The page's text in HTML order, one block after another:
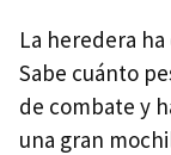
La heredera
Sabe cuánto
de combate y
una gran